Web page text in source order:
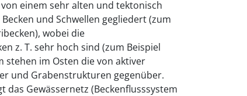
einem sehr alten und tektonisch
und Schwellen gegliedert (zum
wobei die
z. T. sehr hoch sind (zum Beispiel
stehen im Osten die von aktiver
und Grabenstrukturen gegenüber.
Gewässernetz (Beckenflusssystem